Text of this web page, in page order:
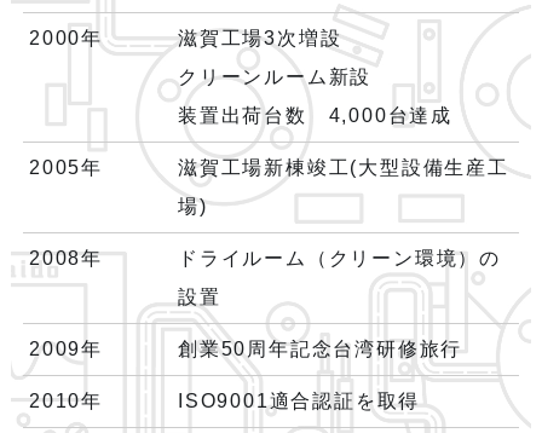
2000年
滋賀工場3次増設
クリーンルーム新設
装置出荷台数 4,000台達成
2005年
滋賀工場新棟竣工(大型設備生産工
場)
2008年
ドライルーム（クリーン環境）の
設置
2009年 創業50周年記念台湾研修旅行
2010年 ISO9001適合認証を取得